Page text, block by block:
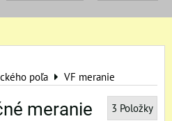
poľa
VF meranie
meranie 3 Položky